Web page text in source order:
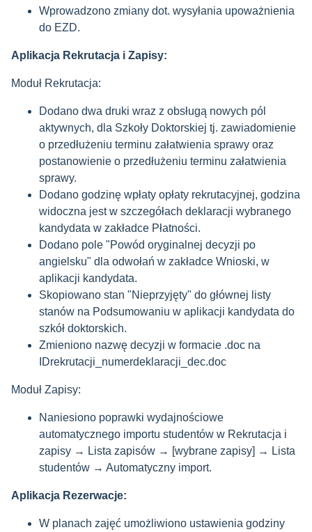
Wprowadzono zmiany dot. wysyłania upoważnienia
do EZD.
Aplikacja Rekrutacja i Zapisy:
Moduł Rekrutacja:
Dodano dwa druki wraz z obsługą nowych pól
aktywnych, dla Szkoły Doktorskiej tj. zawiadomienie
o przedłużeniu terminu załatwienia sprawy oraz
postanowienie o przedłużeniu terminu załatwienia
sprawy.
Dodano godzinę wpłaty opłaty rekrutacyjnej, godzina
widoczna jest w szczegółach deklaracji wybranego
kandydata w zakładce Płatności.
Dodano pole "Powód oryginalnej decyzji po
angielsku" dla odwołań w zakładce Wnioski, w
aplikacji kandydata.
Skopiowano stan "Nieprzyjęty" do głównej listy
stanów na Podsumowaniu w aplikacji kandydata do
szkół doktorskich.
Zmieniono nazwę decyzji w formacie .doc na
IDrekrutacji_numerdeklaracji_dec.doc
Moduł Zapisy:
Naniesiono poprawki wydajnościowe
automatycznego importu studentów w Rekrutacja i
zapisy → Lista zapisów → [wybrane zapisy] → Lista
studentów → Automatyczny import.
Aplikacja Rezerwacje:
W planach zajęć umożliwiono ustawienia godziny